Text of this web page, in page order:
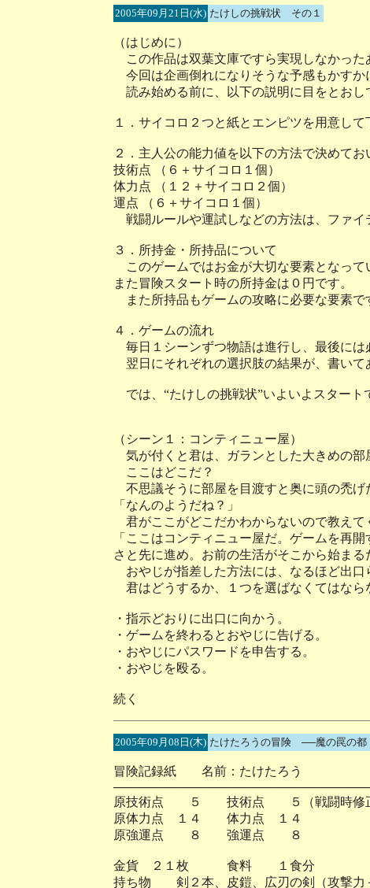
2005年09月21日(水) たけしの挑戦状 その１
（はじめに）
この作品は双葉文庫ですら実現しなかった
今回は企画倒れになりそうな予感もかすか
読み始める前に、以下の説明に目をとおし
１．サイコロ２つと紙とエンピツを用意して
２．主人公の能力値を以下の方法で決めてお
技術点 （６＋サイコロ１個）
体力点 （１２＋サイコロ２個）
運点 （６＋サイコロ１個）
戦闘ルールや運試しなどの方法は、ファイ
３．所持金・所持品について
このゲームではお金が大切な要素となって
また冒険スタート時の所持金は０円です。
また所持品もゲームの攻略に必要な要素で
４．ゲームの流れ
毎日１シーンずつ物語は進行し、最後には
翌日にそれぞれの選択肢の結果が、書いて
では、“たけしの挑戦状”いよいよスタート
（シーン１：コンティニュー屋）
気が付くと君は、ガランとした大きめの部
ここはどこだ？
不思議そうに部屋を目渡すと奥に頭の禿げ
「なんのようだね？」
君がここがどこだかわからないので教えて
「ここはコンティニュー屋だ。ゲームを再
さと先に進め。お前の生活がそこから始まる
おやじが指差した方法には、なるほど出口
君はどうするか、１つを選ばなくてはなら
・指示どおりに出口に向かう。
・ゲームを終わるとおやじに告げる。
・おやじにパスワードを申告する。
・おやじを殴る。
続く
2005年09月08日(木) たけたろうの冒険 ──魔の罠の
冒険記録紙 名前：たけたろう
原技術点 ５ 技術点 ５（戦闘時修正
原体力点 １４ 体力点 １４
原強運点 ８ 強運点 ８
金貨 ２１枚 食料 １食分
持ち物 剣２本、皮鎧、広刃の剣（攻撃力＋